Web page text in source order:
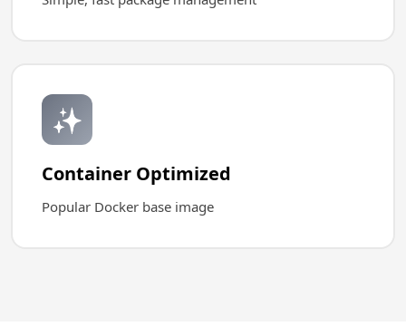
✨
Container Optimized
Popular Docker base image